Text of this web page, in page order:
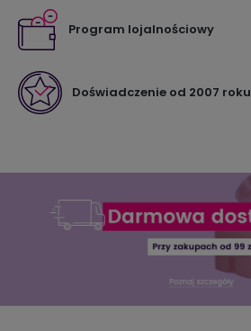
Program lojalnościowy
Doświadczenie od 2007 roku